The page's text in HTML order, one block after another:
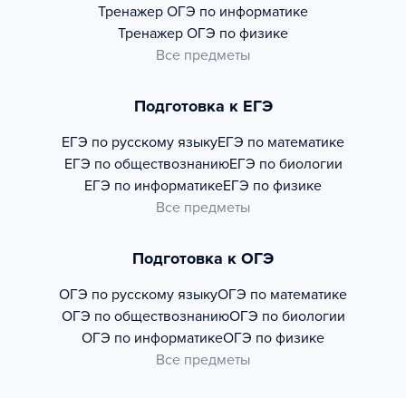
Тренажер ОГЭ по информатике
Тренажер ОГЭ по физике
Все предметы
Подготовка к ЕГЭ
ЕГЭ по русскому языкуЕГЭ по математике
ЕГЭ по обществознаниюЕГЭ по биологии
ЕГЭ по информатикеЕГЭ по физике
Все предметы
Подготовка к ОГЭ
ОГЭ по русскому языкуОГЭ по математике
ОГЭ по обществознаниюОГЭ по биологии
ОГЭ по информатикеОГЭ по физике
Все предметы